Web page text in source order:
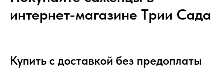
интернет-магазине Tрии Сада
Купить с доставкой без предоплаты